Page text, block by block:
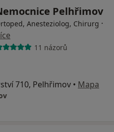
Pelhřimov
Anesteziolog, Chirurg ·
11 názorů
710, Pelhřimov • Mapa